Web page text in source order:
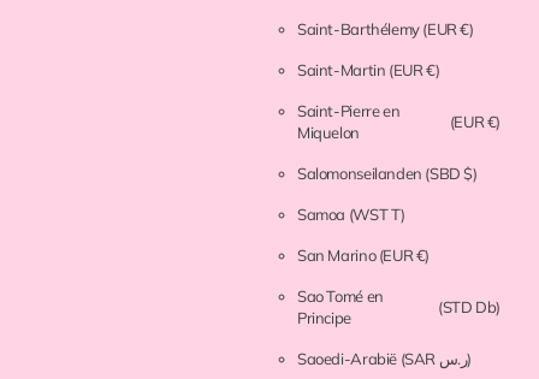
Saint-Barthélemy(EUR €)
Saint-Martin (EUR €)
Saint-Pierre en
Miquelon
(EUR €)
Salomonseilanden (SBD $)
Samoa (WST T)
San Marino(EUR €)
Sao Tomé en
Principe
(STD Db)
Saoedi-Arabië (SAR ر.س)